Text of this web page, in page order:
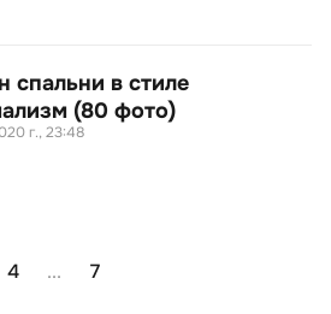
спальни в стиле
(80 фото)
г., 23:48
4 ... 7